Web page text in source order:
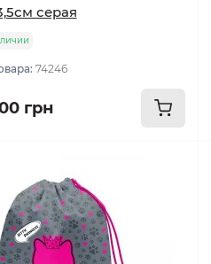
серая
74246
грн